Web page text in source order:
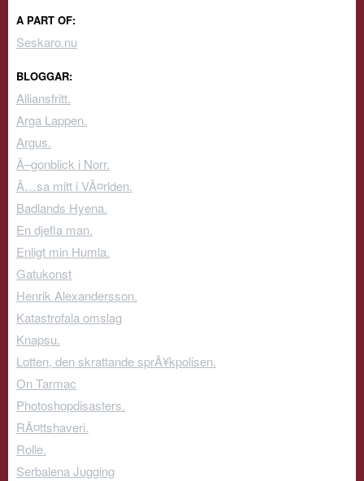
A PART OF:
Seskaro.nu
BLOGGAR:
Alliansfritt.
Arga Lappen.
Argus.
Ã–gonblick i Norr.
Ã…sa mitt i VÃ¤rlden.
Badlands Hyena.
En djefla man.
Enligt min Humla.
Gatukonst
Henrik Alexandersson.
Katastrofala omslag
Knapsu.
Lotten, den skrattande sprÃ¥kpolisen.
On Tarmac
Photoshopdisasters.
RÃ¤ttshaveri.
Rolle.
Serbalena Jugging